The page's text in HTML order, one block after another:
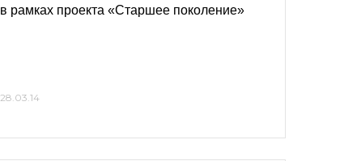
в рамках проекта «Старшее поколение»
28.03.14